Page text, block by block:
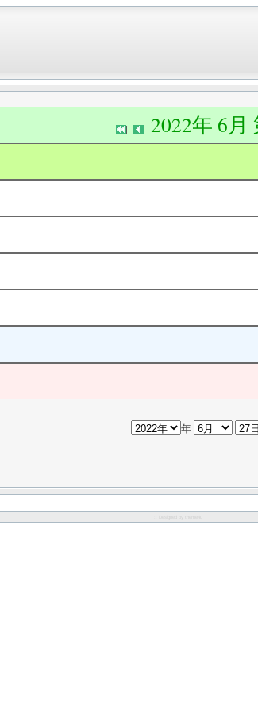
2022年 6月
年